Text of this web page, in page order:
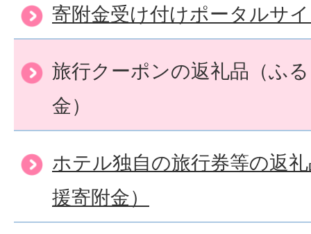
寄附金受け付けポータルサ
旅行クーポンの返礼品（ふ
金）
ホテル独自の旅行券等の返
援寄附金）